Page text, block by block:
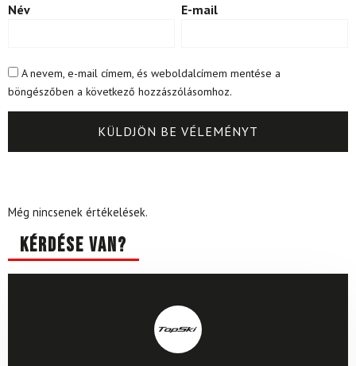
Név E-mail
A nevem, e-mail címem, és weboldalcímem mentése a
böngészőben a következő hozzászólásomhoz.
Még nincsenek értékelések.
Kérdése van?